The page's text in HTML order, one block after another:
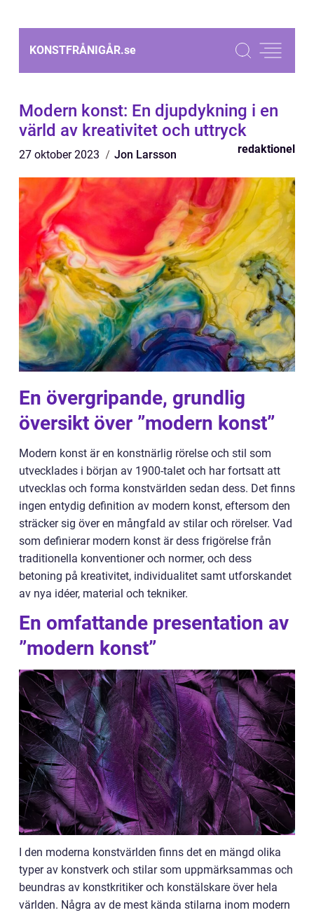
KONSTFRÅNIGÅR.se
Modern konst: En djupdykning i en
värld av kreativitet och uttryck
27 oktober 2023 Jon Larsson redaktionel
En övergripande, grundlig
översikt över ”modern konst”
Modern konst är en konstnärlig rörelse och stil som
utvecklades i början av 1900-talet och har fortsatt att
utvecklas och forma konstvärlden sedan dess. Det finns
ingen entydig definition av modern konst, eftersom den
sträcker sig över en mångfald av stilar och rörelser. Vad
som definierar modern konst är dess frigörelse från
traditionella konventioner och normer, och dess
betoning på kreativitet, individualitet samt utforskandet
av nya idéer, material och tekniker.
En omfattande presentation av
”modern konst”
I den moderna konstvärlden finns det en mängd olika
typer av konstverk och stilar som uppmärksammas och
beundras av konstkritiker och konstälskare över hela
världen. Några av de mest kända stilarna inom modern